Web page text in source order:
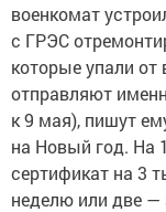
военкомат
с ГРЭС
которые упали от
отправляют
к 9 мая), пишут
на Новый год. На
сертификат на 3
неделю или две —